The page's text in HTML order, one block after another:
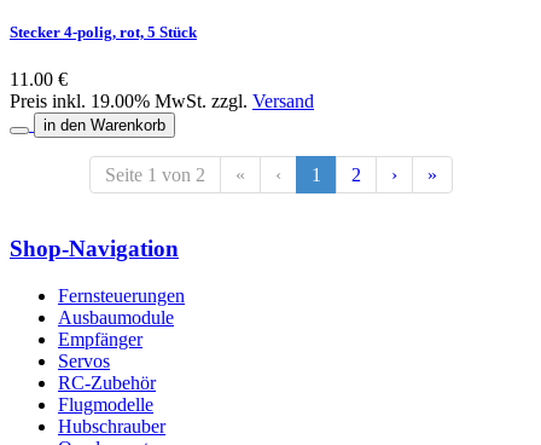
Stecker 4-polig, rot, 5 Stück
11.00 €
Preis inkl. 19.00% MwSt. zzgl. Versand
in den Warenkorb
Seite 1 von 2 « ‹ 1 2 › »
Shop-Navigation
Fernsteuerungen
Ausbaumodule
Empfänger
Servos
RC-Zubehör
Flugmodelle
Hubschrauber